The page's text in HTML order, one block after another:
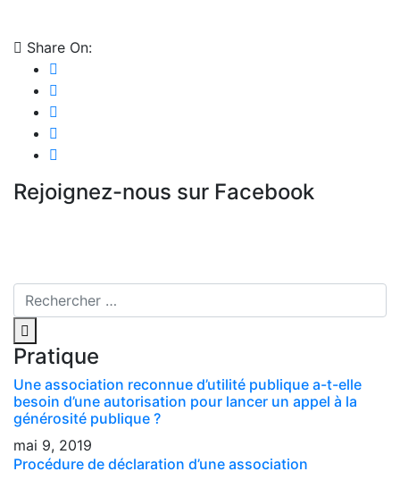
Share On:
Rejoignez-nous sur Facebook
Pratique
Une association reconnue d’utilité publique a-t-elle
besoin d’une autorisation pour lancer un appel à la
générosité publique ?
mai 9, 2019
Procédure de déclaration d’une association